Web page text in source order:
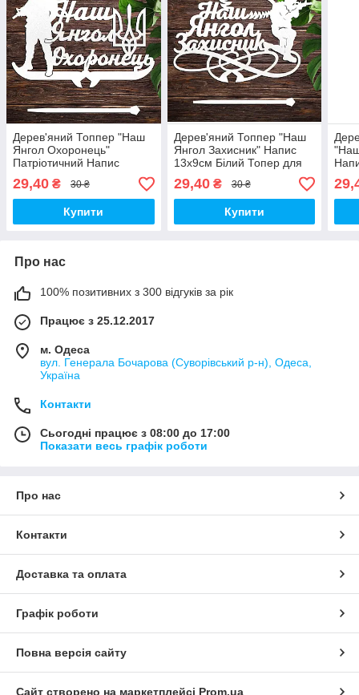
Дерев'яний Топпер "Наш
Янгол Охоронець"
Патріотичний Напис
13х10см Білий Топер для
Торта, у Букет Квіти
Фігурка Захиснику України
29,40 ₴ 30 ₴
Купити
Дерев'яний Топпер "Наш
Янгол Захисник" Напис
13х9см Білий Топер для
Торта, у Букет Квіти
Фігурка для Солдата
Захисника України
29,40₴ 30 ₴
Купити
Про нас
100% позитивних з 300 відгуків за рік
Працює з 25.12.2017
м. Одеса
вул. Генерала Бочарова (Суворівський р-н), Одеса,
Україна
Контакти
Сьогодні працює з 08:00 до 17:00
Показати весь графік роботи
Про нас
Контакти
Доставка та оплата
Графік роботи
Повна версія сайту
Сайт створено на маркетплейсі Prom.ua